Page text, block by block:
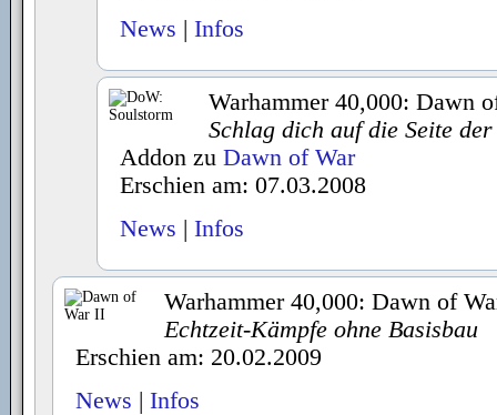
News | Infos
Warhammer 40,000: Dawn
Schlag dich auf die Seite
Addon zu Dawn of War
Erschien am: 07.03.2008
News | Infos
Warhammer 40,000: Dawn of
Echtzeit-Kämpfe ohne Basisbau
Erschien am: 20.02.2009
News | Infos